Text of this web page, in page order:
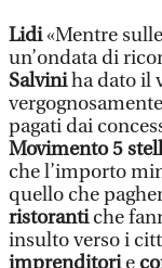
Lidi«Mentre
un’ondata di
Salviniha dato il
pagati dai
Movimento 5
che l’importo
quello che
ristorantiche
insulto verso i
imprenditorie